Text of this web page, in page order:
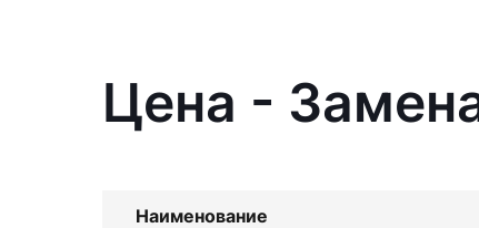
Цена -
Наименование